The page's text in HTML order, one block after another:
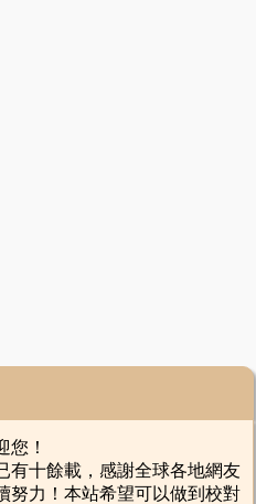
！
十餘載，感謝全球各地網友
努力！本站希望可以做到校對